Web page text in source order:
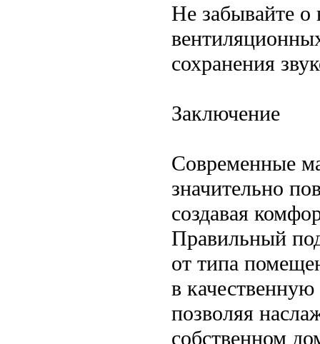
Не забывайте о
сохранения
Заключение
Современные
значительно
создавая
Правильный
от типа
в
позволяя
собственном